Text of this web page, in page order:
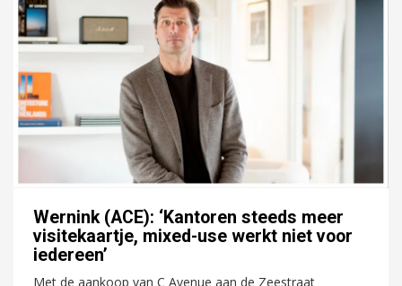
Wernink (ACE): ‘Kantoren steeds meer
visitekaartje, mixed-use werkt niet voor
iedereen’
Met de aankoop van C Avenue aan de Zeestraat